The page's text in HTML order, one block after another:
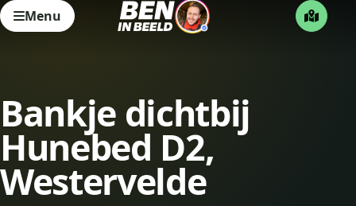
Menu
Bankje dichtbij
Hunebed D2,
Westervelde